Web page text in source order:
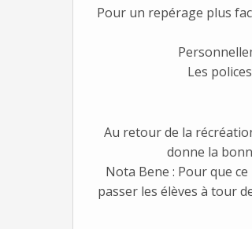
Pour un repérage plus
Les
Au retour de la
donne la
Nota Bene : Pour que
passer les élèves à tour